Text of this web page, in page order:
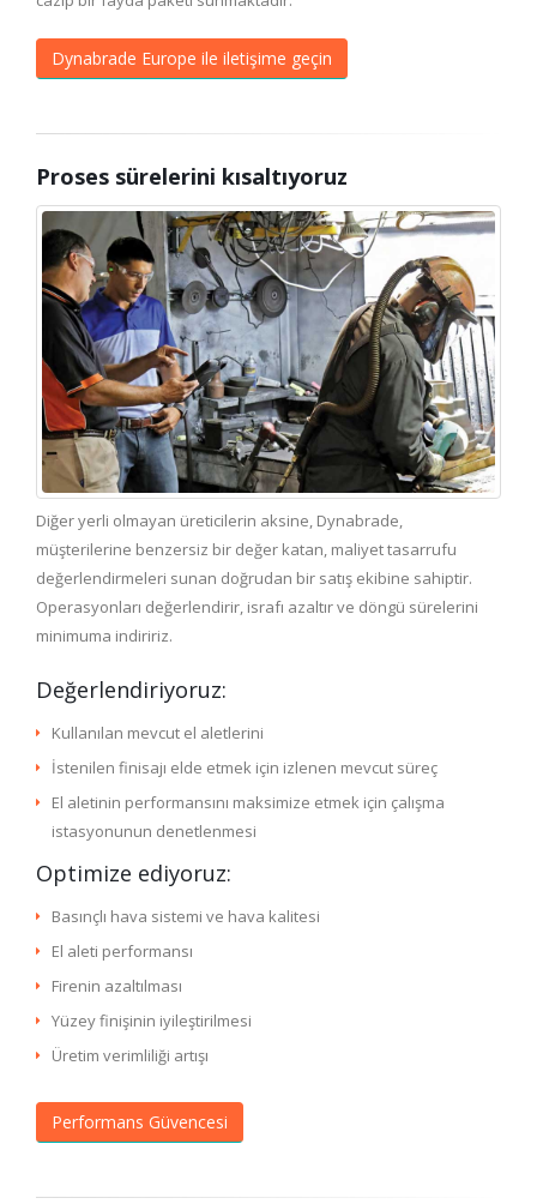
Dynabrade Europe ile iletişime geçin
Proses sürelerini kısaltıyoruz
Diğer yerli olmayan üreticilerin aksine, Dynabrade,
müşterilerine benzersiz bir değer katan, maliyet tasarrufu
değerlendirmeleri sunan doğrudan bir satış ekibine sahiptir.
Operasyonları değerlendirir, israfı azaltır ve döngü sürelerini
minimuma indiririz.
Değerlendiriyoruz:
Kullanılan mevcut el aletlerini
İstenilen finisajı elde etmek için izlenen mevcut süreç
El aletinin performansını maksimize etmek için çalışma
istasyonunun denetlenmesi
Optimize ediyoruz:
Basınçlı hava sistemi ve hava kalitesi
El aleti performansı
Firenin azaltılması
Yüzey finişinin iyileştirilmesi
Üretim verimliliği artışı
Performans Güvencesi